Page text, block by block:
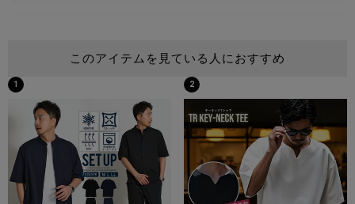
普段着用サイズ：M～L
Mサイズ着用
スタッフC(173cm/60kg)
体型：細身
普段着用サイズ：M
Sサイズ着用
このアイテムを見ている人におすすめ
1 2